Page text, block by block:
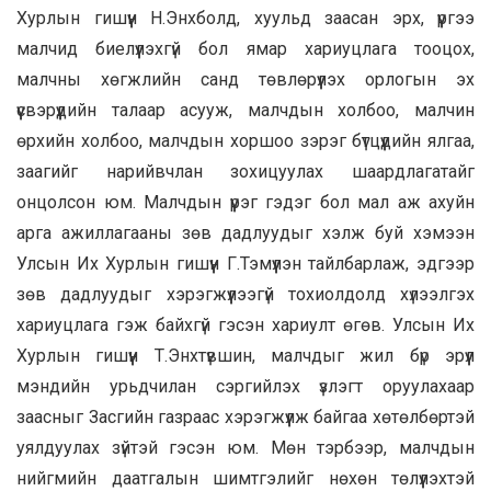
Хурлын гишүүн Н.Энхболд, хуульд заасан эрх, үүргээ
малчид биелүүлэхгүй бол ямар хариуцлага тооцох,
малчны хөгжлийн санд төвлөрүүлэх орлогын эх
үүсвэрүүдийн талаар асууж, малчдын холбоо, малчин
өрхийн холбоо, малчдын хоршоо зэрэг бүтцүүдийн ялгаа,
заагийг нарийвчлан зохицуулах шаардлагатайг
онцолсон юм. Малчдын үүрэг гэдэг бол мал аж ахуйн
арга ажиллагааны зөв дадлуудыг хэлж буй хэмээн
Улсын Их Хурлын гишүүн Г.Тэмүүлэн тайлбарлаж, эдгээр
зөв дадлуудыг хэрэгжүүлээгүй тохиолдолд хүлээлгэх
хариуцлага гэж байхгүй гэсэн хариулт өгөв. Улсын Их
Хурлын гишүүн Т.Энхтүвшин, малчдыг жил бүр эрүүл
мэндийн урьдчилан сэргийлэх үзлэгт оруулахаар
заасныг Засгийн газраас хэрэгжүүлж байгаа хөтөлбөртэй
уялдуулах зүйтэй гэсэн юм. Мөн тэрбээр, малчдын
нийгмийн даатгалын шимтгэлийг нөхөн төлүүлэхтэй